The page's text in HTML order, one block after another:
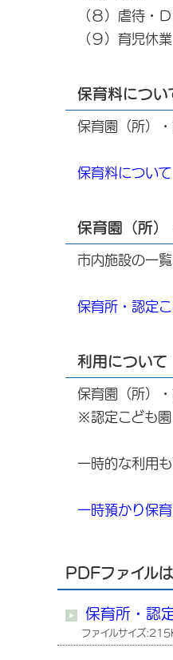
（８）虐待・
（９）育児休
保育料につい
保育園（所）
保育料について
保育園（所）
市内施設の一
保育所・認定
利用について
保育園（所）
※認定こども園
一時的な利用
一時預かり保
PDFファイル
保育所・認
ファイルサイズ